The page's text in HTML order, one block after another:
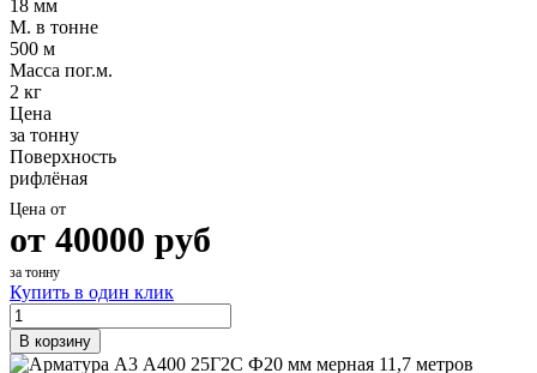
18 мм
М. в тонне
500 м
Масса пог.м.
2 кг
Цена
за тонну
Поверхность
рифлёная
Цена от
от 40000 руб
за тонну
Купить в один клик
В корзину